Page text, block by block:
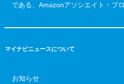
である、Amazonアソシエイト・プ
マイナビニュースについて
お知らせ